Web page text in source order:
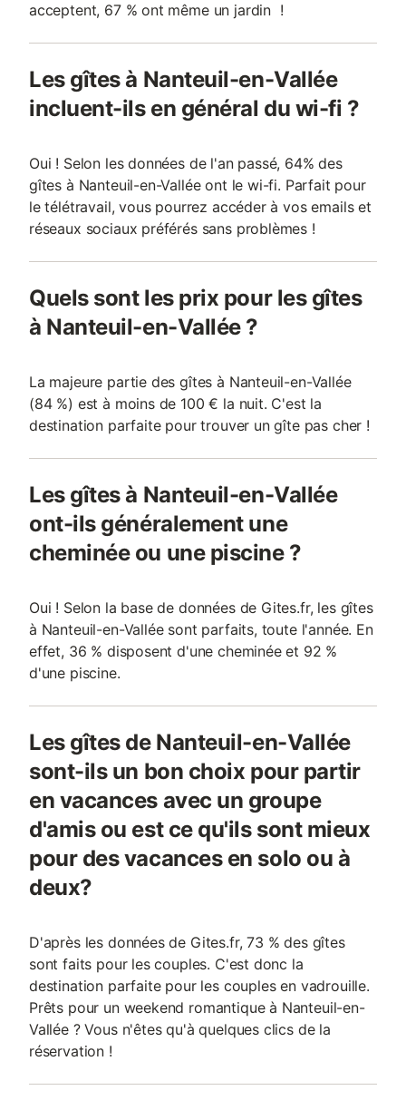
acceptent, 67 % ont même un jardin !
Les gîtes à Nanteuil-en-Vallée
incluent-ils en général du wi-fi ?
Oui ! Selon les données de l'an passé, 64% des
gîtes à Nanteuil-en-Vallée ont le wi-fi. Parfait pour
le télétravail, vous pourrez accéder à vos emails et
réseaux sociaux préférés sans problèmes !
Quels sont les prix pour les gîtes
à Nanteuil-en-Vallée ?
La majeure partie des gîtes à Nanteuil-en-Vallée
(84 %) est à moins de 100 € la nuit. C'est la
destination parfaite pour trouver un gîte pas cher !
Les gîtes à Nanteuil-en-Vallée
ont-ils généralement une
cheminée ou une piscine ?
Oui ! Selon la base de données de Gites.fr, les gîtes
à Nanteuil-en-Vallée sont parfaits, toute l'année. En
effet, 36 % disposent d'une cheminée et 92 %
d'une piscine.
Les gîtes de Nanteuil-en-Vallée
sont-ils un bon choix pour partir
en vacances avec un groupe
d'amis ou est ce qu'ils sont mieux
pour des vacances en solo ou à
deux?
D'après les données de Gites.fr, 73 % des gîtes
sont faits pour les couples. C'est donc la
destination parfaite pour les couples en vadrouille.
Prêts pour un weekend romantique à Nanteuil-en-
Vallée ? Vous n'êtes qu'à quelques clics de la
réservation !